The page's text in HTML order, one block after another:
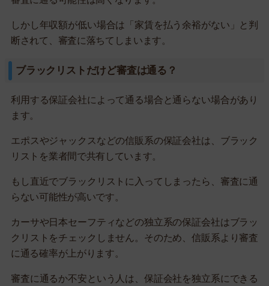
しかし年収額が低い場合は「家賃を払う余裕がない」と判
断されて、審査に落ちてしまいます。
ブラックリストだけど審査は通る？
利用する保証会社によって通る場合と通らない場合があり
ます。
エポスやジャックスなどの信販系の保証会社は、ブラック
リストを業者間で共有しています。
もし直近でブラックリストに入ってしまったら、審査に通
らない可能性が高いです。
カーサや日本セーフティなどの独立系の保証会社はブラッ
クリストをチェックしません。そのため、信販系より審査
に通る確率が上がります。
審査に通るか不安という人は、保証会社を独立系にできる